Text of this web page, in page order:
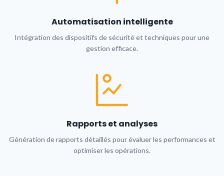
Automatisation intelligente
Intégration des dispositifs de sécurité et techniques pour une
gestion efficace.
Rapports et analyses
Génération de rapports détaillés pour évaluer les performances et
optimiser les opérations.